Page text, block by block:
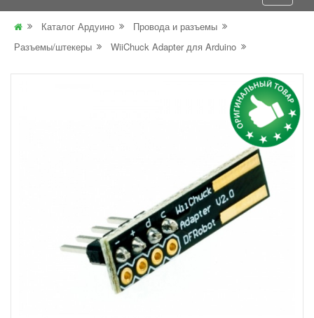
Каталог Ардуино
Провода и разъемы
Разъемы/штекеры
WiiChuck Adapter для Arduino